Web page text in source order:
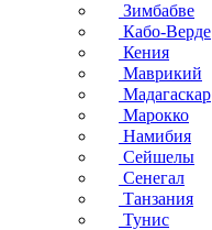
Зимбабве
Кабо-Верде
Кения
Маврикий
Мадагаскар
Марокко
Намибия
Сейшелы
Сенегал
Танзания
Тунис